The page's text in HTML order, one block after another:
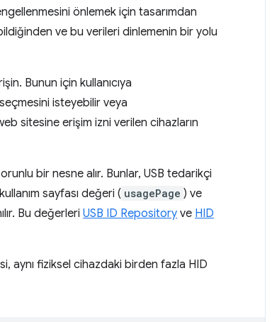
önlemek için tasarımdan
ve bu verileri dinlemenin bir yolu
Bunun için kullanıcıya
isteyebilir veya
sitesine erişim izni verilen cihazların
bir nesne alır. Bunlar, USB tedarikçi
sayfası değeri ( usagePage ) ve
Bu değerleri USB ID Repository ve HID
aynı fiziksel cihazdaki birden fazla HID